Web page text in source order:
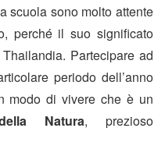
scuola sono molto attente
perché il suo significato
Partecipare ad
periodo dell’anno
modo di vivere che è un
Natura, prezioso